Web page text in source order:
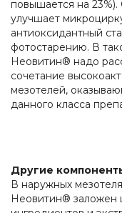
повышается на
улучшает
антиоксидантный
фотостарению. В
Неовитин® надо
сочетание
мезотелей,
данного класса
Другие
В наружных
Неовитин® заложен